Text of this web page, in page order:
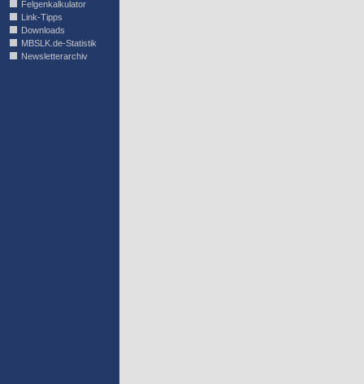
Felgenkalkulator
Link-Tipps
Downloads
MBSLK.de-Statistik
Newsletterarchiv